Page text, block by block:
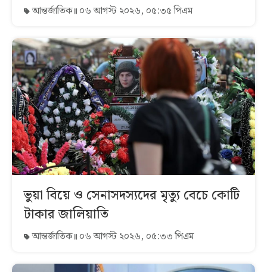
আন্তর্জাতিক ০৬ আগস্ট ২০২৬, ০৫:৩৫ পিএম
ভুয়া বিয়ে ও সেনাসদস্যদের মৃত্যু বেচে কোটি
টাকার জালিয়াতি
আন্তর্জাতিক ০৬ আগস্ট ২০২৬, ০৫:৩৩ পিএম